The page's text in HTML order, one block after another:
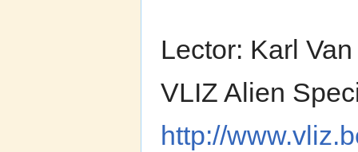
Lector: Karl
VLIZ Alien
http://